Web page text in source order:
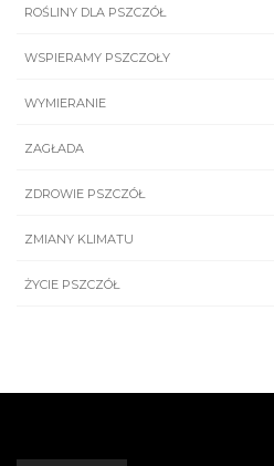
ROŚLINY DLA PSZCZÓŁ
WSPIERAMY PSZCZOŁY
WYMIERANIE
ZAGŁADA
ZDROWIE PSZCZÓŁ
ZMIANY KLIMATU
ŻYCIE PSZCZÓŁ